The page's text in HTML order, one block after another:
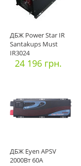
ДБЖ Power Star IR
Santakups Must
IR3024
24 196 грн.
ДБЖ Eyen APSV
2000Вт 60А